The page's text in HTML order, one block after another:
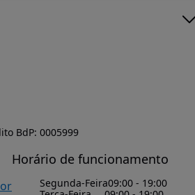
BdP: 0005999
Horário de funcionamento
Segunda-Feira09:00 - 19:00